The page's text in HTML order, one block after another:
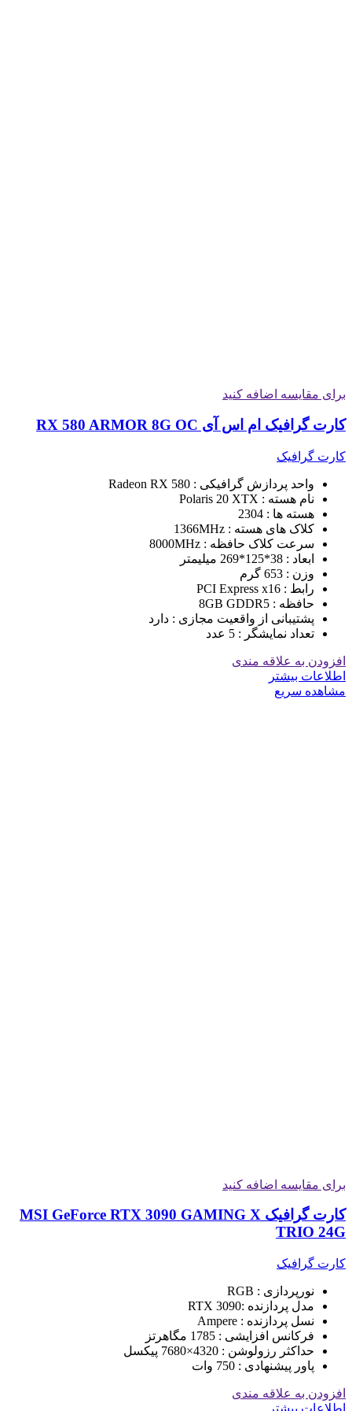
برای مقایسه اضافه کنید
کارت گرافیک ام اس آی RX 580 ARMOR 8G OC
کارت گرافیک
واحد پردازش گرافیکی : Radeon RX 580
نام هسته : Polaris 20 XTX
هسته ها : 2304
کلاک های هسته : 1366MHz
سرعت کلاک حافظه : 8000MHz
ابعاد : 38*125*269 میلیمتر
وزن : 653 گرم
رابط : PCI Express x16
حافظه : 8GB GDDR5
پشتیبانی از واقعیت مجازی : دارد
تعداد نمایشگر : 5 عدد
افزودن به علاقه مندی
اطلاعات بیشتر
مشاهده سریع
برای مقایسه اضافه کنید
کارت گرافیک MSI GeForce RTX 3090 GAMING X
TRIO 24G
کارت گرافیک
نورپردازی : RGB
مدل پردازنده :RTX 3090
نسل پردازنده : Ampere
فرکانس افزایشی : 1785 مگاهرتز
حداکثر رزولوشن : 4320×7680 پیکسل
پاور پیشنهادی : 750 وات
افزودن به علاقه مندی